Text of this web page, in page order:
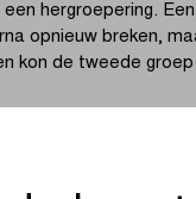
hergroepering.
opnieuw breken,
kon de tweede